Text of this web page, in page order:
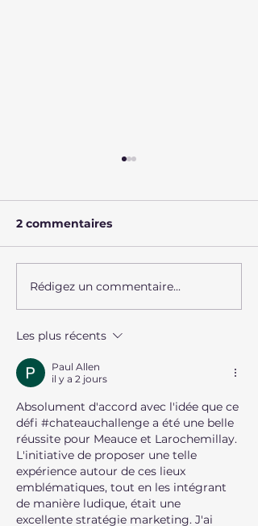
Les évolutions de
l'architecture du
travers les siècles
2 commentaires
Rédigez un commentaire...
Les plus récents
Paul Allen
il y a 2 jours
Absolument d'accord avec l'idée que ce
défi #chateauchallenge a été une belle
réussite pour Meauce et Larochemillay.
L'initiative de proposer une telle
expérience autour de ces lieux
emblématiques, tout en les intégrant
de manière ludique, était une
excellente stratégie marketing. J'ai